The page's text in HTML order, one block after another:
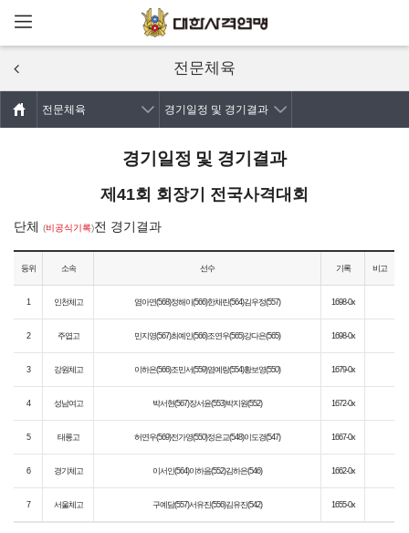
주요콘텐츠로
전문체육
전문체육 경기일정 및 경기결과
경기일정 및 경기결과
제41회 회장기 전국사격대회
단체 (비공식기록)전 경기결과
등위 소속 선수 기록 비고
1 인천체고 염아연(568)정해이(566)한채린(564)김우정(557) 1698-0x
2 주엽고 민지영(567)최예인(566)조연우(565)강다은(565) 1698-0x
3 강원체고 이하은(566)조민서(559)염예랑(554)황보영(550) 1679-0x
4 성남여고 박서현(567)장서윤(553)박지원(552) 1672-0x
5 태릉고 허연우(569)전가영(550)정은교(548)이도경(547) 1667-0x
6 경기체고 이서인(564)이하음(552)김하은(546) 1662-0x
7 서울체고 구예담(557)서유진(556)김유진(542) 1655-0x